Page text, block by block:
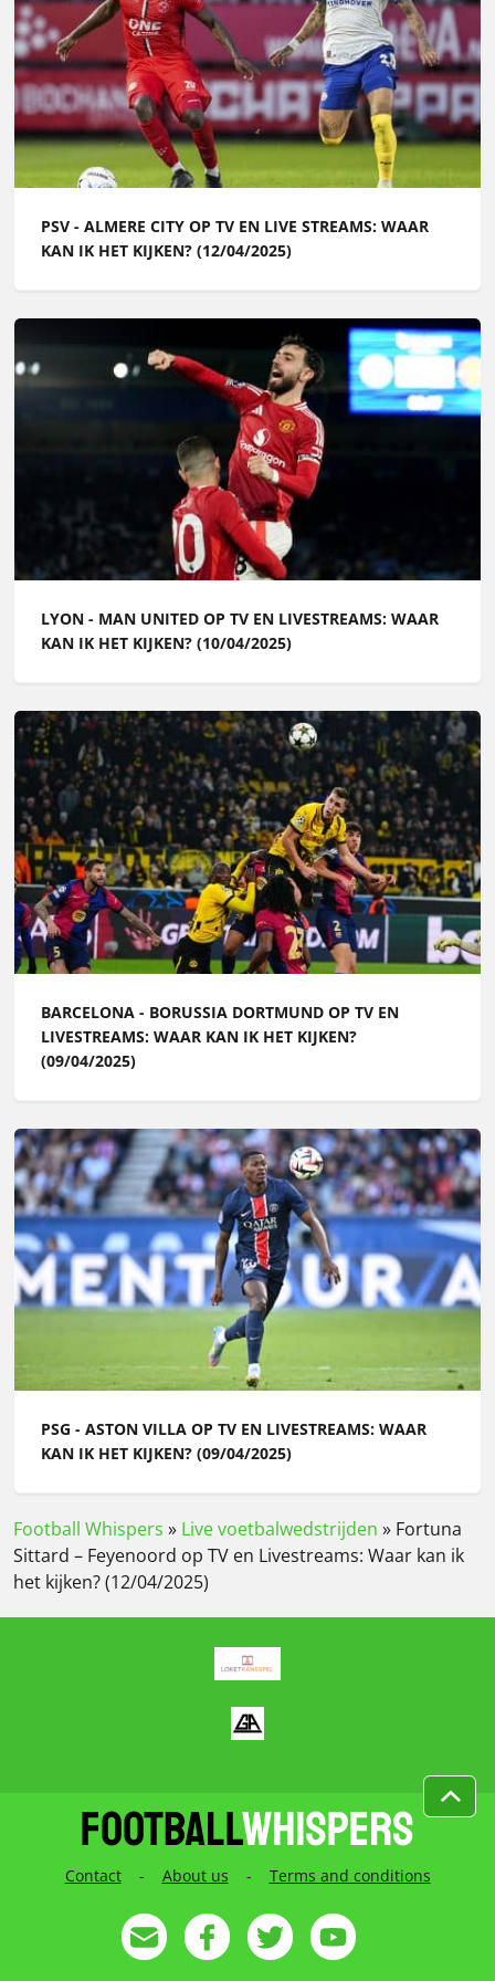
PSV - ALMERE CITY OP TV EN LIVE STREAMS: WAAR
KAN IK HET KIJKEN? (12/04/2025)
LYON - MAN UNITED OP TV EN LIVESTREAMS: WAAR
KAN IK HET KIJKEN? (10/04/2025)
BARCELONA - BORUSSIA DORTMUND OP TV EN
LIVESTREAMS: WAAR KAN IK HET KIJKEN?
(09/04/2025)
PSG - ASTON VILLA OP TV EN LIVESTREAMS: WAAR
KAN IK HET KIJKEN? (09/04/2025)
Football Whispers » Live voetbalwedstrijden » Fortuna
Sittard – Feyenoord op TV en Livestreams: Waar kan ik
het kijken? (12/04/2025)
Contact - About us - Terms and conditions